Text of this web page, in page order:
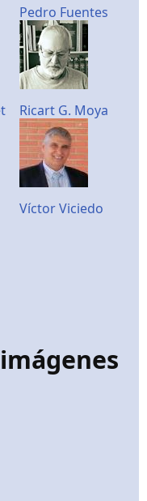
Pedro Fuentes
Ricart G. Moya
Víctor Viciedo